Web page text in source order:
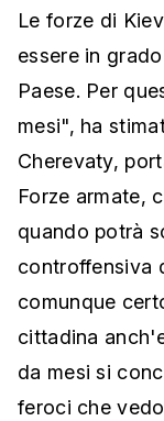
Le forze di
essere in
Paese. Per
mesi", ha
Cherevaty,
Forze armate,
quando potrà
controffensiva
comunque
cittadina
da mesi si
feroci che